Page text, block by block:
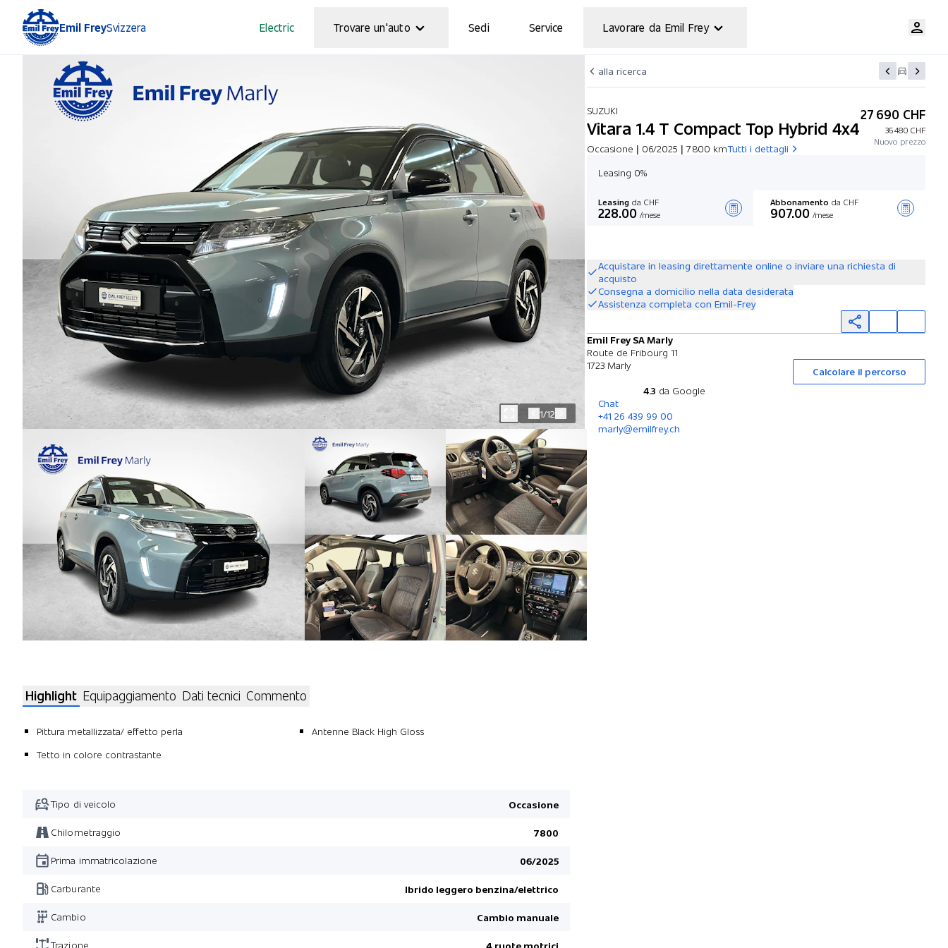
Emil FreySvizzera Electric Trovare un'auto Sedi Service Lavorare da Emil Frey
alla ricerca
SUZUKI
Vitara 1.4 T Compact Top Hybrid 4x4
Occasione | 06/2025 | 7 800 kmTutti i dettagli
27 690 CHF
36 480 CHF
Nuovo prezzo
Leasing 0%
Leasing da CHF
228.00 /mese
Abbonamento da CHF
907.00 /mese
Acquistare in leasing direttamente online o inviare una richiesta di
acquisto
Consegna a domicilio nella data desiderata
Assistenza completa con Emil-Frey
Emil Frey SA Marly
Route de Fribourg 11
1723 Marly
Calcolare il percorso
4.3 da Google
Chat
+41 26 439 99 00
marly@emilfrey.ch
1/12
Highlight Equipaggiamento Dati tecnici Commento
Pittura metallizzata/ effetto perla
Tetto in colore contrastante
Antenne Black High Gloss
Tipo di veicolo Occasione
Chilometraggio 7800
Prima immatricolazione 06/2025
Carburante Ibrido leggero benzina/elettrico
Cambio Cambio manuale
Trazione 4 ruote motrici